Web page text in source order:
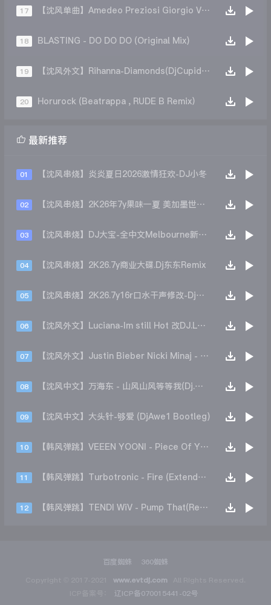
17 【沈风单曲】Amedeo Preziosi Giorgio Vanni - Toon Tunz(Dj.阿洋 Extended Mix)
18 BLASTING - DO DO DO (Original Mix)
19 【沈风外文】Rihanna-Diamonds(DjCupid小秋 Remix)
20 Horurock (Beatrappa , RUDE B Remix）
 最新推荐
01 【沈风串烧】炎炎夏日2026激情狂欢-DJ小冬
02 【沈风串烧】2K26年7y果味一夏 美加墨世界杯主题跳舞派对专辑 - Dj.阿帅
03 【沈风串烧】DJ大宝-全中文Melbourne新弹跳一飞冲天重低音上劲风暴MUSIC慢摇大碟
04 【沈风串烧】2K26.7y商业大碟.Dj东东Remix
05 【沈风串烧】2K26.7y16r口水干声修改-Dj东东Remix
06 【沈风外文】Luciana-Im still Hot 改DJ.LoZe
07 【沈风外文】Justin Bieber Nicki Minaj - Beauty And A Beat (DjHope小春 Extended Mix)
08 【沈风中文】万海东 - 山风山风等等我(Dj.阿洋 Extended Mix)
09 【沈风中文】大头针-够爱 (DjAwe1 Bootleg)
10 【韩风弹跳】VEEEN YOONI - Piece Of Your Heart (Remix)
11 【韩风弹跳】Turbotronic - Fire (Extended Mix)
12 【韩风弹跳】TENDI WiV - Pump That(Remix)
百度蜘蛛 360蜘蛛
www.evtdj.com
辽ICP备070015441-02号